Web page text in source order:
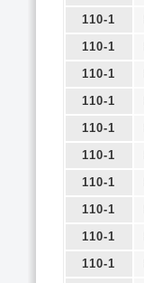
110-1
110-1
110-1
110-1
110-1
110-1
110-1
110-1
110-1
110-1